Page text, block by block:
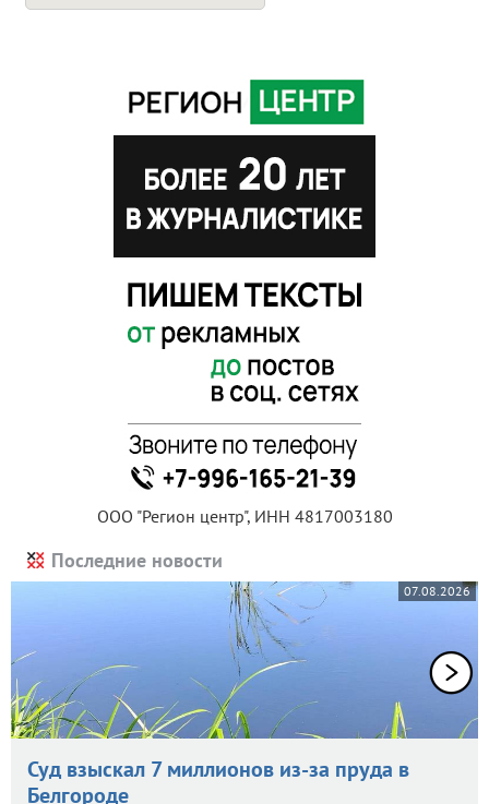
ООО "Регион центр", ИНН 4817003180
Последние новости
07.08.2026
Суд взыскал 7 миллионов из-за пруда в
Белгороде